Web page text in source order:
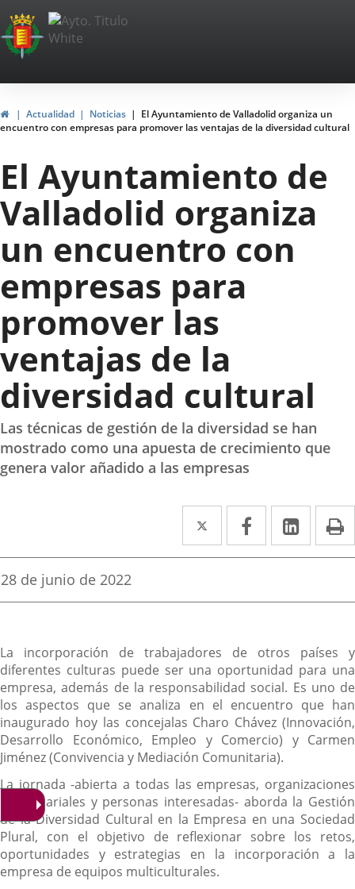
Jump to content
Portal
Web
del
Ayuntamiento
de
Valladolid
HomeActualidad Noticias
El Ayuntamiento de Valladolid organiza un
encuentro con empresas para promover las ventajas de la diversidad cultural
El Ayuntamiento de
Valladolid organiza
un encuentro con
empresas para
promover las
ventajas de la
diversidad cultural
Las técnicas de gestión de la diversidad se han
mostrado como una apuesta de crecimiento que
genera valor añadido a las empresas
Twitter
Enlace
a
aplicación
Facebook
Enlace
a
aplicación
Enlace
a
Fecha
la
28 de junio de 2022
Descripción
La incorporación de trabajadores de otros países y
diferentes culturas puede ser una oportunidad para una
empresa, además de la responsabilidad social. Es uno de
los aspectos que se analiza en el encuentro que han
inaugurado hoy las concejalas Charo Chávez (Innovación,
Desarrollo Económico, Empleo y Comercio) y Carmen
Jiménez (Convivencia y Mediación Comunitaria).
La jornada -abierta a todas las empresas, organizaciones
empresariales y personas interesadas- aborda la Gestión
de la Diversidad Cultural en la Empresa en una Sociedad
Plural, con el objetivo de reflexionar sobre los retos,
oportunidades y estrategias en la incorporación a la
empresa de equipos multiculturales.